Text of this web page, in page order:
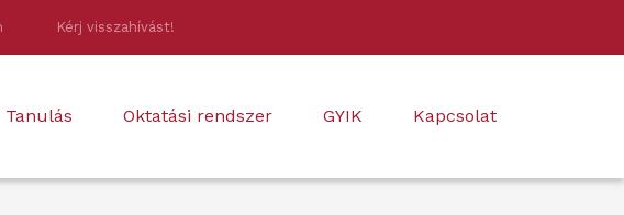
Kérj visszahívást!
Tanulás Oktatási rendszer GYIK Kapcsolat